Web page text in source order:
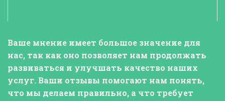
Ваше мнение имеет большое значение для
нас, так как оно позволяет нам продолжать
развиваться и улучшать качество наших
услуг. Ваши отзывы помогают нам понять,
что мы делаем правильно, а что требует